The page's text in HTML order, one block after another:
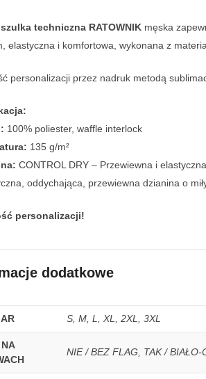
techniczna RATOWNIK męska
elastyczna i komfortowa, wykonana z
personalizacji przez nadruk metodą
100% poliester, waffle interlock
135 g/m²
CONTROL DRY – Przewiewna i elastyczna
oddychająca, przewiewna dzianina o
personalizacji!
dodatkowe
S, M, L, XL, 2XL, 3XL
NIE / BEZ FLAG, TAK / BIAŁO-